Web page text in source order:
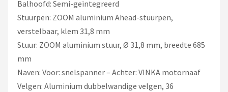
Balhoofd: Semi-geïntegreerd
Stuurpen: ZOOM aluminium Ahead-stuurpen,
verstelbaar, klem 31,8 mm
Stuur: ZOOM aluminium stuur, Ø 31,8 mm, breedte 685
mm
Naven: Voor: snelspanner – Achter: VINKA motornaaf
Velgen: Aluminium dubbelwandige velgen, 36